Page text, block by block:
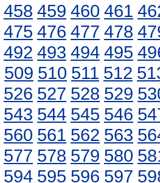
458 459 460 461
475 476 477 478
492 493 494 495
509 510 511 512
526 527 528 529
543 544 545 546
560 561 562 563
577 578 579 580
594 595 596 597